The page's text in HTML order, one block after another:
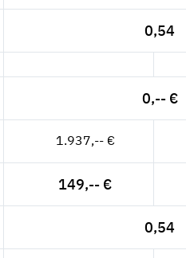
0,54
0,-- €
1.937,-- €
149,-- €
0,54